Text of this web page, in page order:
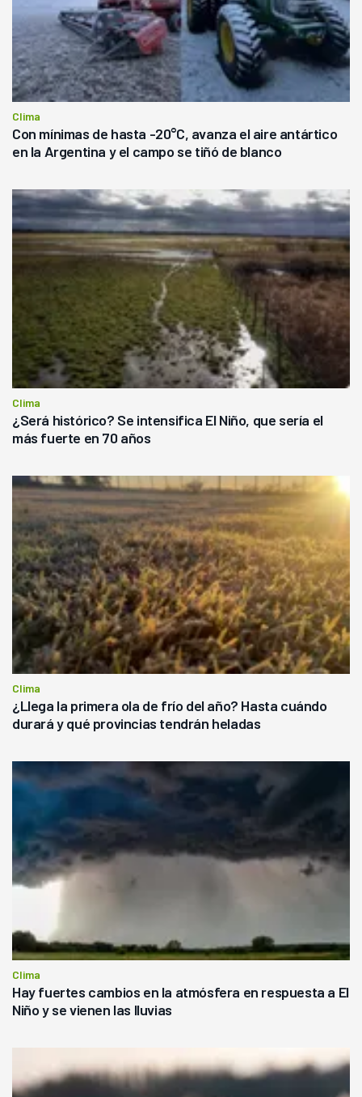
Clima
Con mínimas de hasta -20°C, avanza el aire antártico
en la Argentina y el campo se tiñó de blanco
Clima
¿Será histórico? Se intensifica El Niño, que sería el
más fuerte en 70 años
Clima
¿Llega la primera ola de frío del año? Hasta cuándo
durará y qué provincias tendrán heladas
Clima
Hay fuertes cambios en la atmósfera en respuesta a El
Niño y se vienen las lluvias